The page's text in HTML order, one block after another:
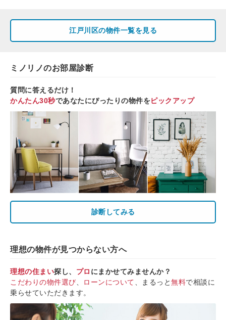
江戸川区の物件一覧を見る
ミノリノのお部屋診断
質問に答えるだけ！
かんたん30秒であなたにぴったりの物件をピックアップ
診断してみる
理想の物件が見つからない方へ
理想の住まい探し、 プロ にまかせてみませんか？
こだわりの物件選び
ローンについて 、まるっと無料で相談に
乗らせていただきます。